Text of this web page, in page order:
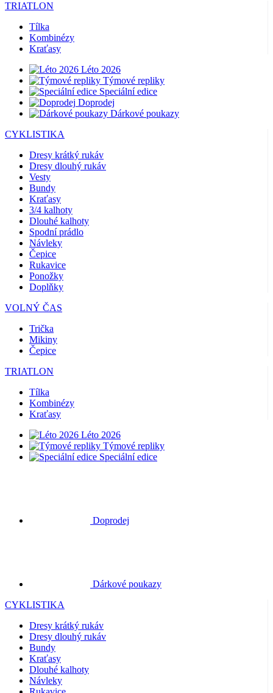
TRIATLON
Tílka
Kombinézy
Kraťasy
Léto 2026
Týmové repliky
Speciální edice
Doprodej
Dárkové poukazy
CYKLISTIKA
Dresy krátký rukáv
Dresy dlouhý rukáv
Vesty
Bundy
Kraťasy
3/4 kalhoty
Dlouhé kalhoty
Spodní prádlo
Návleky
Čepice
Rukavice
Ponožky
Doplňky
VOLNÝ ČAS
Trička
Mikiny
Čepice
TRIATLON
Tílka
Kombinézy
Kraťasy
Léto 2026
Týmové repliky
Speciální edice
Dresy dlouhý rukáv
Kraťasy
Návleky
Rukavice